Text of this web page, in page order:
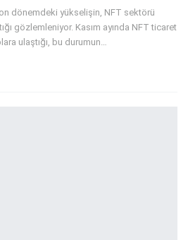
dönemdeki yükselişin, NFT sektörü
gözlemleniyor. Kasım ayında NFT ticaret
ulaştığı, bu durumun